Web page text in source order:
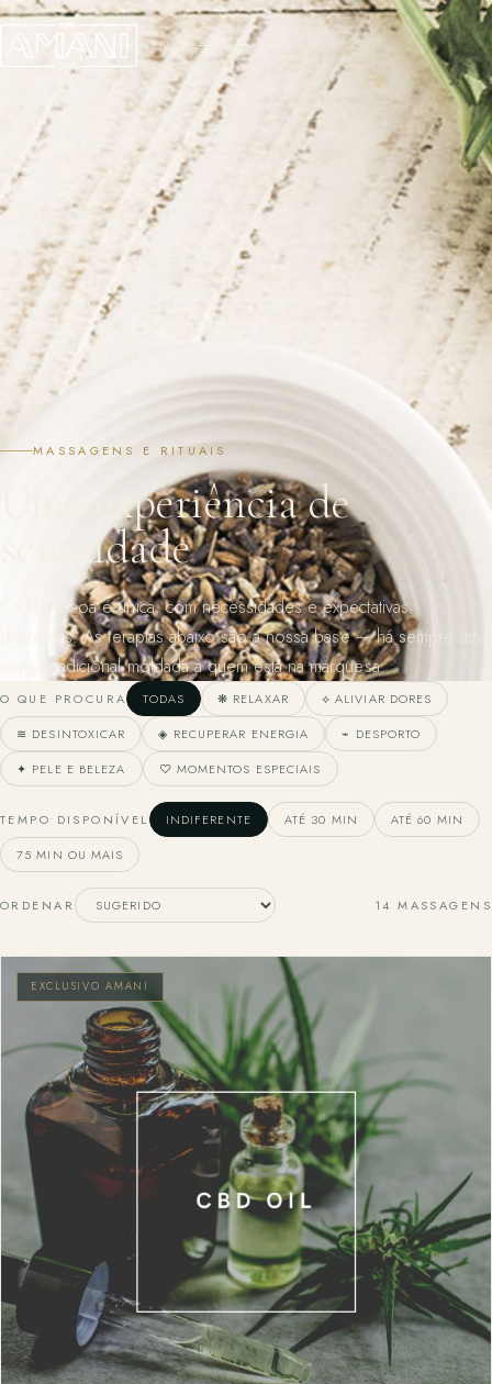
EN
MASSAGENS E RITUAIS
Uma experiência de
serenidade
Cada pessoa é única, com necessidades e expectativas
diferentes. As terapias abaixo são a nossa base — há sempre uma
camada adicional moldada a quem está na marquesa.
O QUE PROCURA TODAS ❋ RELAXAR
⟡ ALIVIAR DORES
≋ DESINTOXICAR
◈ RECUPERAR ENERGIA
⌁ DESPORTO
✦ PELE E BELEZA
♡ MOMENTOS ESPECIAIS
TEMPO DISPONÍVEL INDIFERENTE ATÉ 30 MIN
ATÉ 60 MIN
75 MIN OU MAIS
ORDENAR 14 MASSAGENS
EXCLUSIVO AMANI